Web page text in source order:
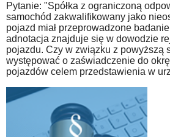
Pytanie: "Spółka z ograniczoną
samochód zakwalifikowany jako
pojazd miał przeprowadzone
adnotacja znajduje się w dowodzie
pojazdu. Czy w związku z powyższą
występować o zaświadczenie do
pojazdów celem przedstawienia w